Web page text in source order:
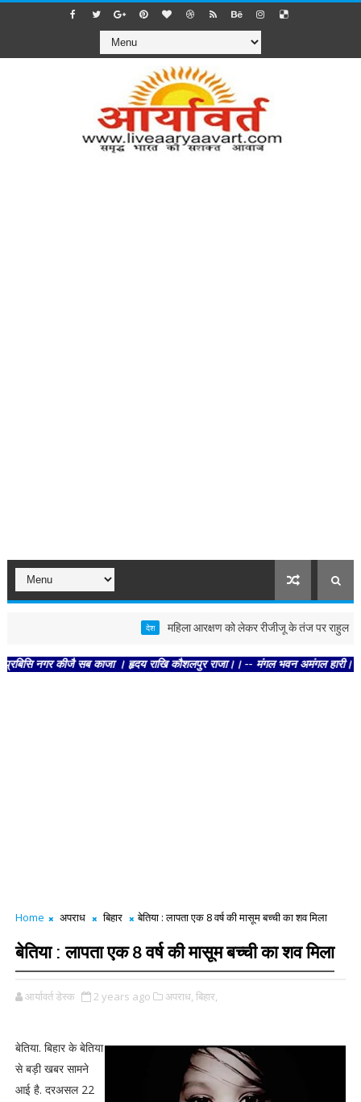
महिला आरक्षण को लेकर रीजीजू के तंज पर राहुल ने कहा,
नगर कीजै सब काजा । हृदय राखि कौशलपुर राजा।। -- मंगल भवन अमंगल हारी। द्रवहु
Home अपराध बिहार बेतिया : लापता एक 8 वर्ष की मासूम बच्ची का शव मिला
बेतिया : लापता एक 8 वर्ष की मासूम बच्ची का शव मिला
आर्यावर्त डेस्क 2 years ago अपराध, बिहार,
बेतिया. बिहार के बेतिया
से बड़ी खबर सामने
आई है. दरअसल 22